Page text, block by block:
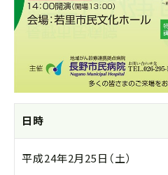
日時
平成24年2月25日（土）